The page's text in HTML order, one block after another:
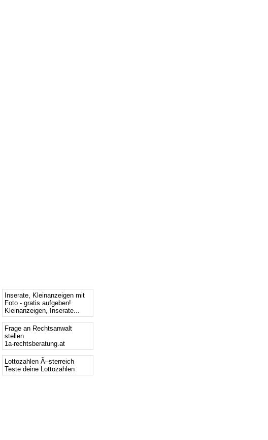
Inserate, Kleinanzeigen mit
Foto - gratis aufgeben!
Kleinanzeigen, Inserate...
Frage an Rechtsanwalt
stellen
1a-rechtsberatung.at
Lottozahlen Ã–sterreich
Teste deine Lottozahlen